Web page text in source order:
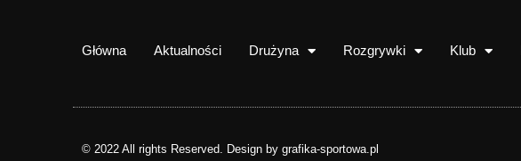
Główna Aktualności Drużyna Rozgrywki Klub
© 2022 All rights Reserved. Design by grafika-sportowa.pl